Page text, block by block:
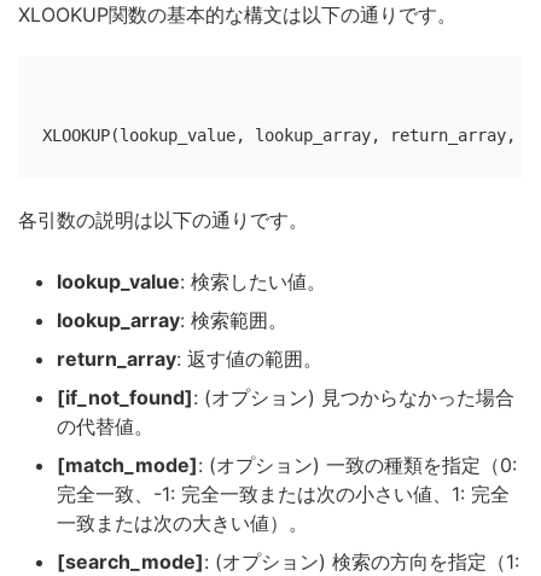
XLOOKUP関数の基本的な構文は以下の通りです。
各引数の説明は以下の通りです。
lookup_value: 検索したい値。
lookup_array: 検索範囲。
return_array: 返す値の範囲。
[if_not_found]: (オプション) 見つからなかった場合
の代替値。
[match_mode]: (オプション) 一致の種類を指定（0:
完全一致、-1: 完全一致または次の小さい値、1: 完全
一致または次の大きい値）。
[search_mode]: (オプション) 検索の方向を指定（1: